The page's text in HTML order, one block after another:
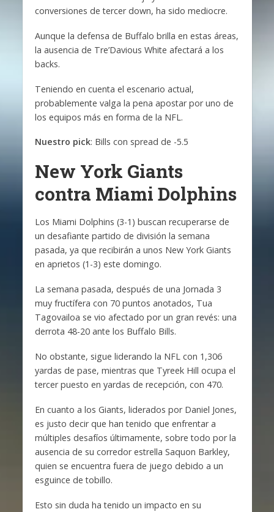
conversiones de tercer down, ha sido mediocre.
Aunque la defensa de Buffalo brilla en estas áreas,
la ausencia de Tre’Davious White afectará a los
backs.
Teniendo en cuenta el escenario actual,
probablemente valga la pena apostar por uno de
los equipos más en forma de la NFL.
Nuestro pick: Bills con spread de -5.5
New York Giants
contra Miami Dolphins
Los Miami Dolphins (3-1) buscan recuperarse de
un desafiante partido de división la semana
pasada, ya que recibirán a unos New York Giants
en aprietos (1-3) este domingo.
La semana pasada, después de una Jornada 3
muy fructífera con 70 puntos anotados, Tua
Tagovailoa se vio afectado por un gran revés: una
derrota 48-20 ante los Buffalo Bills.
No obstante, sigue liderando la NFL con 1,306
yardas de pase, mientras que Tyreek Hill ocupa el
tercer puesto en yardas de recepción, con 470.
En cuanto a los Giants, liderados por Daniel Jones,
es justo decir que han tenido que enfrentar a
múltiples desafíos últimamente, sobre todo por la
ausencia de su corredor estrella Saquon Barkley,
quien se encuentra fuera de juego debido a un
esguince de tobillo.
Esto sin duda ha tenido un impacto en su